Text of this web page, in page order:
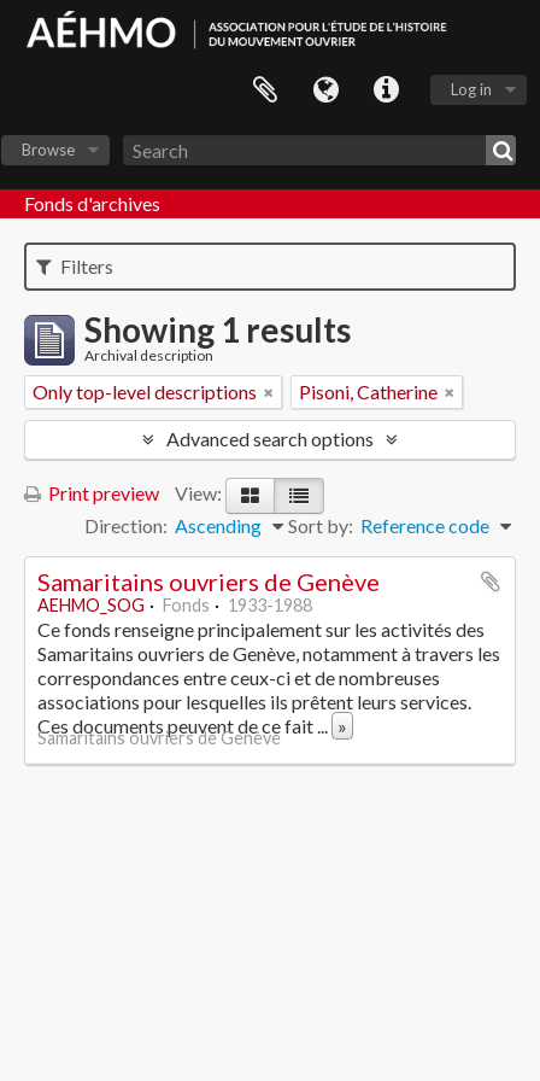
Log in
Browse
Fonds d'archives
Filters
Showing 1 results
Archival description
Only top-level descriptions Pisoni, Catherine
Advanced search options
Print preview
View:
Sort by: Reference code
Direction: Ascending
Samaritains ouvriers de Genève
AEHMO_SOG Fonds 1933-1988
Ce fonds renseigne principalement sur les activités des
Samaritains ouvriers de Genève, notamment à travers les
correspondances entre ceux-ci et de nombreuses
associations pour lesquelles ils prêtent leurs services.
Ces documents peuvent de ce fait... »
Samaritains ouvriers de Genève